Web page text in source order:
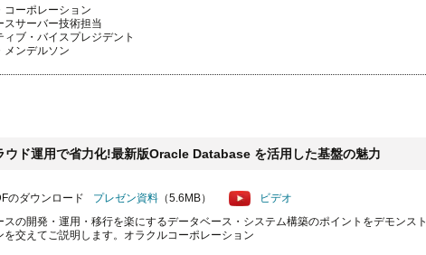
コーポレーション
スサーバー技術担当
ィブ・バイスプレジデント
メンデルソン
ウド運用で省力化!最新版Oracle Database を活用した基盤の魅力
プレゼン資料 （5.6MB）
ビデオ
スの開発・運用・移行を楽にするデータベース・システム構築のポイントをデモンスト
を交えてご説明します。オラクルコーポレーション